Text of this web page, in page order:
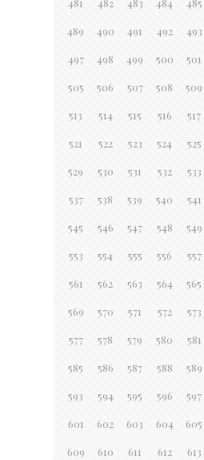
481 482 483 484 485
489 490 491 492 493
497 498 499 500 501
505 506 507 508 509
513 514 515 516 517
521 522 523 524 525
529 530 531 532 533
537 538 539 540 541
545 546 547 548 549
553 554 555 556 557
561 562 563 564 565
569 570 571 572 573
577 578 579 580 581
585 586 587 588 589
593 594 595 596 597
601 602 603 604 605
609 610 611 612 613